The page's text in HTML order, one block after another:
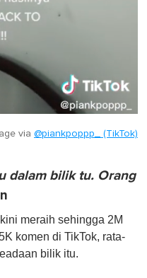
via @piankpoppp_ (TikTok)
dalam bilik tu. Orang
meraih sehingga 2M
komen di TikTok, rata-
bilik itu.